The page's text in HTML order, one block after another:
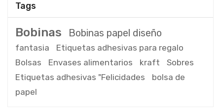
Tags
Bobinas Bobinas papel diseño
fantasia
Etiquetas adhesivas para regalo
Bolsas
Envases alimentarios kraft
Sobres
Etiquetas adhesivas "Felicidades
bolsa de
papel